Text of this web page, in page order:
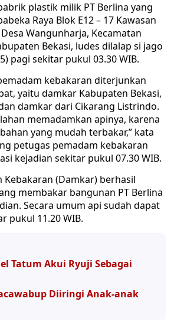
plastik milik PT Berlina yang
Raya Blok E12 – 17 Kawasan
Wangunharja, Kecamatan
Bekasi, ludes dilalap si jago
pagi sekitar pukul 03.30 WIB.
kebakaran diterjunkan
yaitu damkar Kabupaten Bekasi,
damkar dari Cikarang Listrindo.
memadamkan apinya, karena
yang mudah terbakar,” kata
petugas pemadam kebakaran
kejadian sekitar pukul 07.30 WIB.
Kebakaran (Damkar) berhasil
membakar bangunan PT Berlina
Secara umum api sudah dapat
pukul 11.20 WIB.
Tatum Akui Ryuji Sebagai
Diiringi Anak-anak